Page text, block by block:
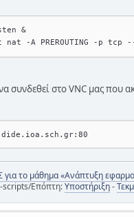
&
-A PREROUTING -p tcp
συνδεθεί στο VNC μας που
για το μάθημα «Ανάπτυξη
scripts/Επόπτη:Υποστήριξη-